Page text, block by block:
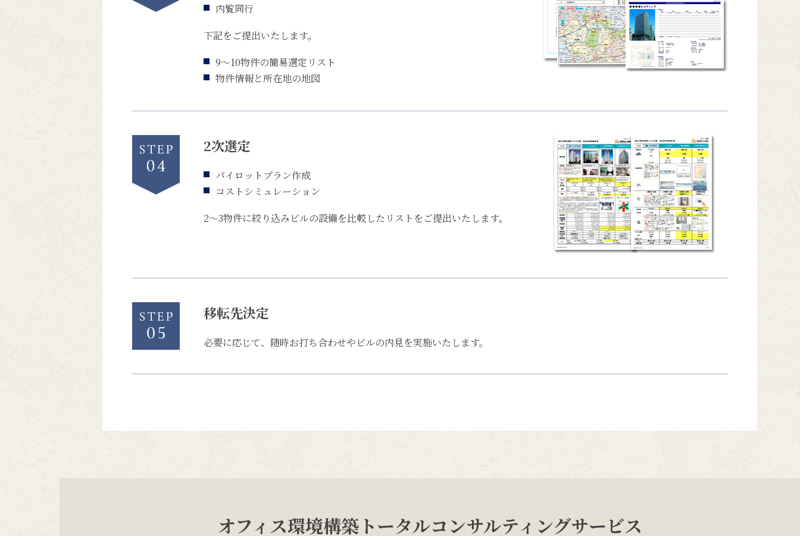
内覧同行
下記をご提出いたします。
9～10物件の簡易選定リスト
物件情報と所在地の地図
2次選定
パイロットプラン作成
コストシミュレーション
2～3物件に絞り込みビルの設備を比較したリストをご提出いたします。
移転先決定
必要に応じて、随時お打ち合わせやビルの内見を実施いたします。
オフィス環境構築トータルコンサルティングサービス